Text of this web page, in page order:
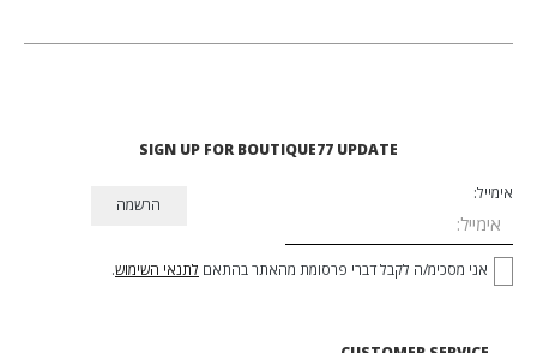
SIGN UP FOR BOUTIQUE77 UPDATE
אימייל:
אני מסכימ/ה לקבל דברי פרסומת מהאתר בהתאם לתנאי השימוש.